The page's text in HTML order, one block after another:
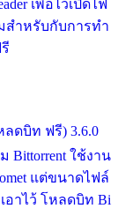
เพื่อไว้เปิดไฟ
สำหรับกับการทำ
ลดบิท ฟรี) 3.6.0
Bittorrent ใช้งาน
แต่ขนาดไฟล์
อาไว้ โหลดบิท Bi